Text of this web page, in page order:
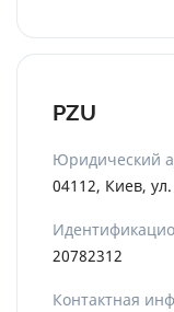
PZU
Юридический
04112, Киев,
20782312
Контактная